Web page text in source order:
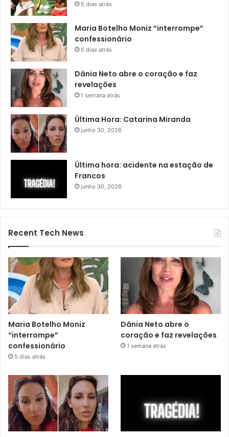
5 dias atrás
Maria Botelho Moniz “interrompe”
confessionário
5 dias atrás
Dânia Neto abre o coração e faz
revelações
1 semana atrás
Última Hora: Catarina Miranda
junho 30, 2026
Última hora: acidente na estação de
Francos
junho 30, 2026
Recent Tech News
Maria Botelho Moniz
“interrompe”
confessionário
5 dias atrás
Dânia Neto abre o
coração e faz revelações
1 semana atrás